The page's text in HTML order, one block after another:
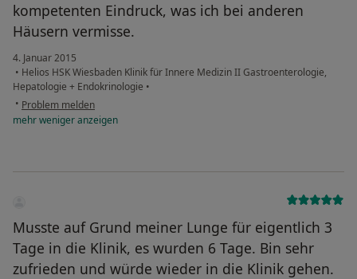
kompetenten Eindruck, was ich bei anderen
Häusern vermisse.
4. Januar 2015
• Helios HSK Wiesbaden Klinik für Innere Medizin II Gastroenterologie,
Hepatologie + Endokrinologie •
• Problem melden
mehrwenigeranzeigen
Musste auf Grund meiner Lunge für eigentlich 3
Tage in die Klinik, es wurden 6 Tage. Bin sehr
zufrieden und würde wieder in die Klinik gehen.